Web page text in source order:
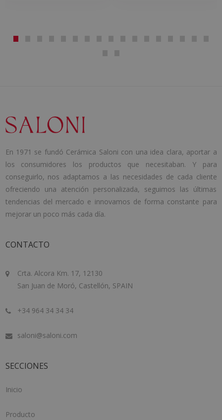
En 1971 se fundó Cerámica Saloni con una idea clara, aportar a
los consumidores los productos que necesitaban. Y para
conseguirlo, nos adaptamos a las necesidades de cada cliente
ofreciendo una atención personalizada, seguimos las últimas
tendencias del mercado e innovamos de forma constante para
mejorar un poco más cada día.
CONTACTO
Crta. Alcora Km. 17, 12130
San Juan de Moró, Castellón, SPAIN
+34 964 34 34 34
saloni@saloni.com
SECCIONES
Inicio
Producto